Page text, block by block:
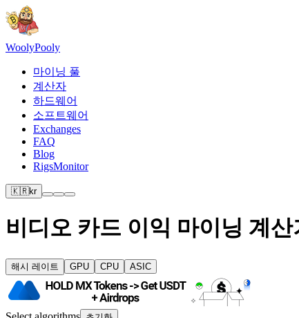
WoolyPooly
마이닝 풀
계산자
하드웨어
소프트웨어
Exchanges
FAQ
Blog
RigsMonitor
🇰🇷kr
비디오 카드 이익 마이닝 계산
해시 레이트 GPU CPU ASIC